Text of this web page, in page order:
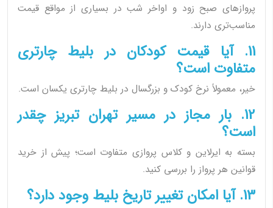
پروازهای صبح زود و اواخر شب در بسیاری از مواقع قیمت
مناسب‌تری دارند.
11. آیا قیمت کودکان در بلیط چارتری
متفاوت است؟
خیر، معمولاً نرخ کودک و بزرگسال در بلیط چارتری یکسان است.
12. بار مجاز در مسیر تهران تبریز چقدر
است؟
بسته به ایرلاین و کلاس پروازی متفاوت است؛ پیش از خرید
قوانین هر پرواز را بررسی کنید.
13. آیا امکان تغییر تاریخ بلیط وجود دارد؟